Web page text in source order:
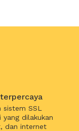
SSL
yang dilakukan
dan internet